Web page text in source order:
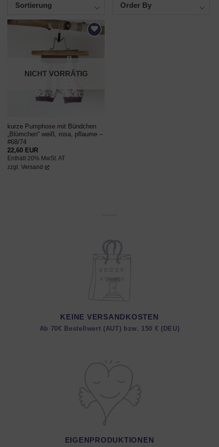
Sortierung Order By
AUF DEN
WUNSCHZETTEL
NICHT VORRÄTIG
kurze Pumphose mit Bündchen
„Blümchen“ weiß, rosa, pflaume –
#68/74
22,60 EUR
Enthält 20% MwSt. AT
zzgl. Versand
KEINE VERSANDKOSTEN
Ab 70€ Bestellwert (AUT) bzw. 150 € (DEU)
EIGENPRODUKTIONEN